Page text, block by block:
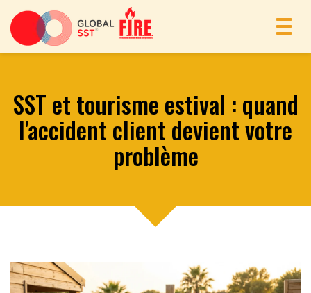
SST et tourisme estival : quand
l'accident client devient votre
problème